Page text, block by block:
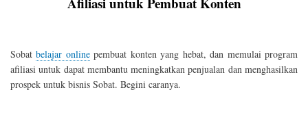
Sobatbelajar onlinepembuat konten yang hebat, dan memulai program
afiliasi untuk dapat membantu meningkatkan penjualan dan menghasilkan
prospek untuk bisnis Sobat. Begini caranya.